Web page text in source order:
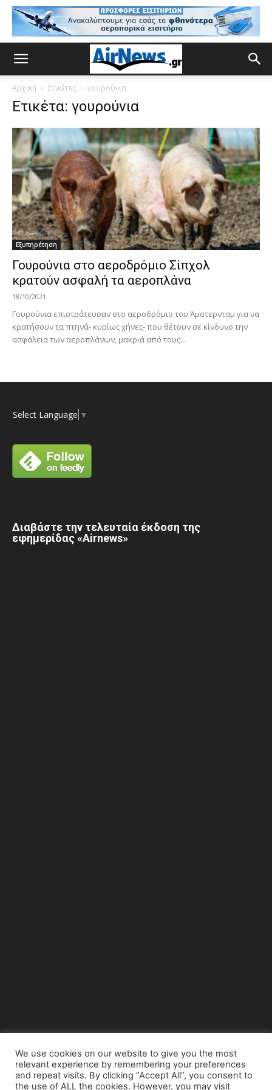
Αρχική Ετικέτες γουρούνια
Ετικέτα: γουρούνια
Εξυπηρέτηση
Γουρούνια στο αεροδρόμιο Σίπχολ
κρατούν ασφαλή τα αεροπλάνα
18/10/2021
Γουρούνια επιστράτευσαν στο αεροδρόμιο του Άμστερνταμ για να
κρατήσουν τα πτηνά- κυρίως χήνες- που θέτουν σε κίνδυνο την
ασφάλεια των αεροπλάνων, μακριά από τους...
Select Language ▼
Διαβάστε την τελευταία έκδοση της
εφημερίδας «Airnews»
© Copyright 2015 - www.airnews.gr
We use cookies on our website to give you the most
relevant experience by remembering your preferences
and repeat visits. By clicking “Accept All”, you consent to
the use of ALL the cookies. However, you may visit